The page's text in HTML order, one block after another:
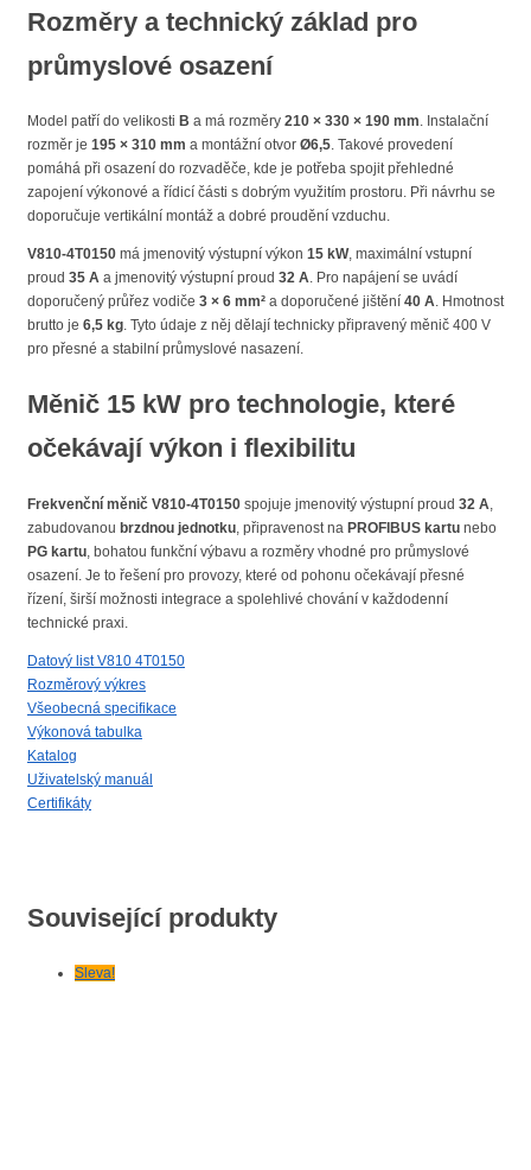
Rozměry a technický základ pro
průmyslové osazení
Model patří do velikosti B a má rozměry 210 × 330 × 190 mm. Instalační
rozměr je 195 × 310 mm a montážní otvor Ø6,5. Takové provedení
pomáhá při osazení do rozvaděče, kde je potřeba spojit přehledné
zapojení výkonové a řídicí části s dobrým využitím prostoru. Při návrhu se
doporučuje vertikální montáž a dobré proudění vzduchu.
V810-4T0150 má jmenovitý výstupní výkon 15 kW, maximální vstupní
proud 35 A a jmenovitý výstupní proud 32 A. Pro napájení se uvádí
doporučený průřez vodiče 3 × 6 mm² a doporučené jištění 40 A. Hmotnost
brutto je 6,5 kg. Tyto údaje z něj dělají technicky připravený měnič 400 V
pro přesné a stabilní průmyslové nasazení.
Měnič 15 kW pro technologie, které
očekávají výkon i flexibilitu
Frekvenční měnič V810-4T0150 spojuje jmenovitý výstupní proud 32 A
zabudovanou brzdnou jednotku , připravenost na PROFIBUS kartu nebo
PG kartu , bohatou funkční výbavu a rozměry vhodné pro průmyslové
osazení. Je to řešení pro provozy, které od pohonu očekávají přesné
řízení, širší možnosti integrace a spolehlivé chování v každodenní
technické praxi.
Datový list V810 4T0150
Rozměrový výkres
Všeobecná specifikace
Výkonová tabulka
Katalog
Uživatelský manuál
Certifikáty
Související produkty
Sleva!